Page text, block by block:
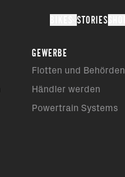
STORIES
GEWERBE
Flotten und Behörden
Händler werden
Powertrain Systems